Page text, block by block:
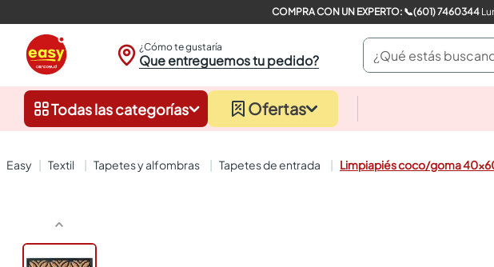
COMPRA CON UN EXPERTO: 📞(601) 7460344
¿Cómo te gustaría
Que entreguemos tu pedido?
¿Qué estás buscando?
Todas las categorías Ofertas
textil tapetes y alfombras tapetes de entrada Limpiapiés coco/goma
closet
sanitarios